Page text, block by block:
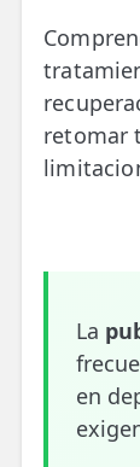
🔍
📍 Barrio
📍
📍 Barrio
📍 Getafe
TIENDA
🛍️ Tienda
retomar
La
en